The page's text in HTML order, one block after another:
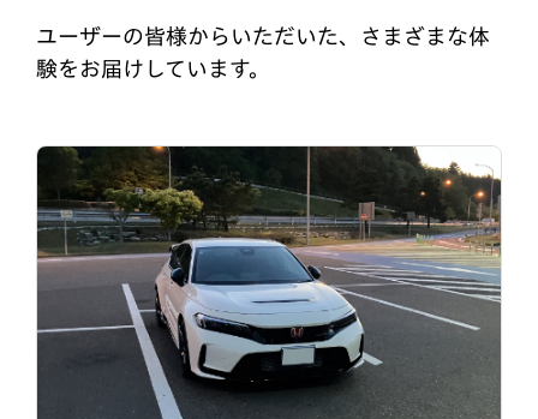
ユーザーの皆様からいただいた、さまざまな体
験をお届けしています。